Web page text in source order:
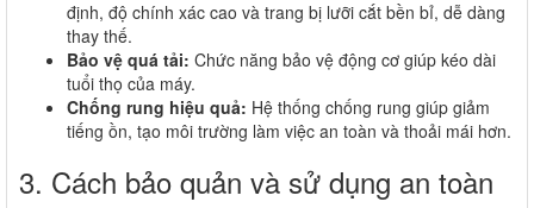
định, độ chính xác cao và trang bị lưỡi cắt bền bỉ, dễ dàng
thay thế.
Bảo vệ quá tải: Chức năng bảo vệ động cơ giúp kéo dài
tuổi thọ của máy.
Chống rung hiệu quả: Hệ thống chống rung giúp giảm
tiếng ồn, tạo môi trường làm việc an toàn và thoải mái hơn.
3. Cách bảo quản và sử dụng an toàn